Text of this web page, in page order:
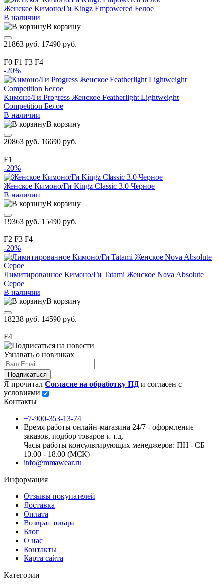
Женское Кимоно/Ги Kingz Empowered Белое
В наличии
В корзину
21863 руб. 17490 руб.
F0 F1 F3 F4
-20%
Кимоно/Ги Progress Женское Featherlight Lightweight
Competition Белое
В наличии
В корзину
20863 руб. 16690 руб.
F1
-20%
Женское Кимоно/Ги Kingz Classic 3.0 Черное
В наличии
В корзину
19363 руб. 15490 руб.
F2 F3 F4
-20%
Лимитированное Кимоно/Ги Tatami Женское Nova Absolute
Серое
В наличии
В корзину
18238 руб. 14590 руб.
F4
Узнавать о новинках
Подписаться
Я прочитал Согласие на обработку ПД и согласен с
условиями
Контакты
+7-900-353-13-74
Время работы онлайн-магазина 24/7 - оформление
заказов, подбор товаров и т.д.
Часы работы консультирующих менеджеров: ПН - СБ
10.00 - 18.00 (МСК)
info@mmawear.ru
Информация
Отзывы покупателей
Доставка
Оплата
Возврат товара
Блог
О нас
Контакты
Карта сайта
Категории